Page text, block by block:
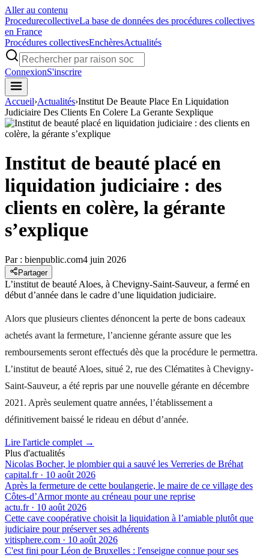
Aller au contenu
ProcedurecollectiveLa base de données des procédures collectives
en France
Procédures collectivesEnchèresActualités
ConnexionS'inscrire
Accueil›Actualités›Institut De Beaute Place En Liquidation
Judiciaire Des Clients En Colere La Gerante Sexplique
Institut de beauté placé en
liquidation judiciaire : des
clients en colère, la gérante
s’explique
Par : bienpublic.com4 juin 2026
Partager
L’institut de beauté Aloes, à Chevigny-Saint-Sauveur, a fermé en
début d’année dans le cadre d’une liquidation judiciaire.
Alors que plusieurs clientes dénoncent la perte de bons cadeaux
achetés avant la fermeture, l’ancienne gérante assure que les
remboursements seront effectués dès que la procédure le permettra.
L’institut de beauté Aloes, situé 2, rue des Clématites à Chevigny-
Saint-Sauveur, a été repris par une nouvelle gérante en décembre
2021. Après seulement quatre années, l’établissement a
définitivement baissé le rideau en début d’année.
Lire l'article complet →
Plus d'actualités
Nicolas Bocher, le plombier qui a sauvé les Verreries de Bréhat
capital.fr· 10 août 2026
Après la fermeture de cette boulangerie, le maire de ce village des
Côtes-d’Armor monte au créneau pour une reprise
actu.fr· 10 août 2026
Cette cave coopérative choisit la liquidation à l’amiable plutôt que
judiciaire pour préserver ses adhérents
vitisphere.com · 10 août 2026
C'est fini pour Léon de Bruxelles : l'enseigne connue pour ses